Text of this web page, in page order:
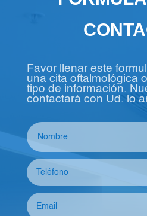
Favor llenar este
una cita oftalmológica
tipo de información.
contactará con Ud. lo